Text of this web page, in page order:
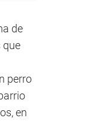
de
que
perro
en